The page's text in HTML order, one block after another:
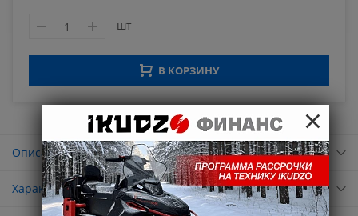
шт
В КОРЗИНУ
Описание
Характеристики
×